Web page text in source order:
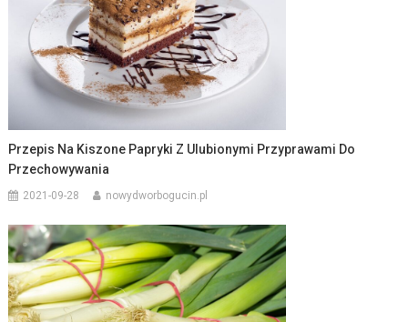
Przepis Na Kiszone Papryki Z Ulubionymi Przyprawami Do
Przechowywania
2021-09-28 nowydworbogucin.pl